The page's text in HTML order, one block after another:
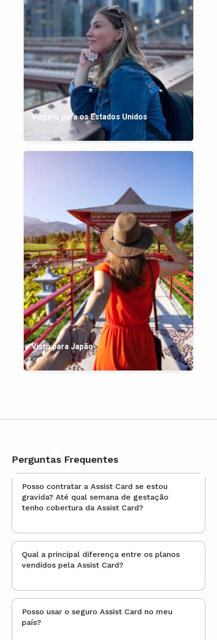
Viagem para os Estados Unidos
Visto para Japão
Perguntas Frequentes
Posso contratar a Assist Card se estou
gravida? Até qual semana de gestação
tenho cobertura da Assist Card?
Qual a principal diferença entre os planos
vendidos pela Assist Card?
Posso usar o seguro Assist Card no meu
país?